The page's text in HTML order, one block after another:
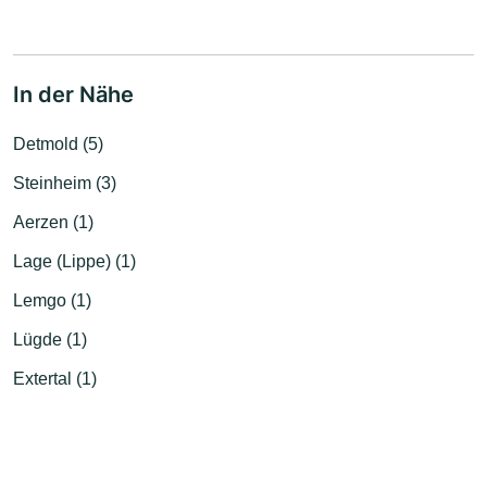
In der Nähe
Detmold (5)
Steinheim (3)
Aerzen (1)
Lage (Lippe) (1)
Lemgo (1)
Lügde (1)
Extertal (1)